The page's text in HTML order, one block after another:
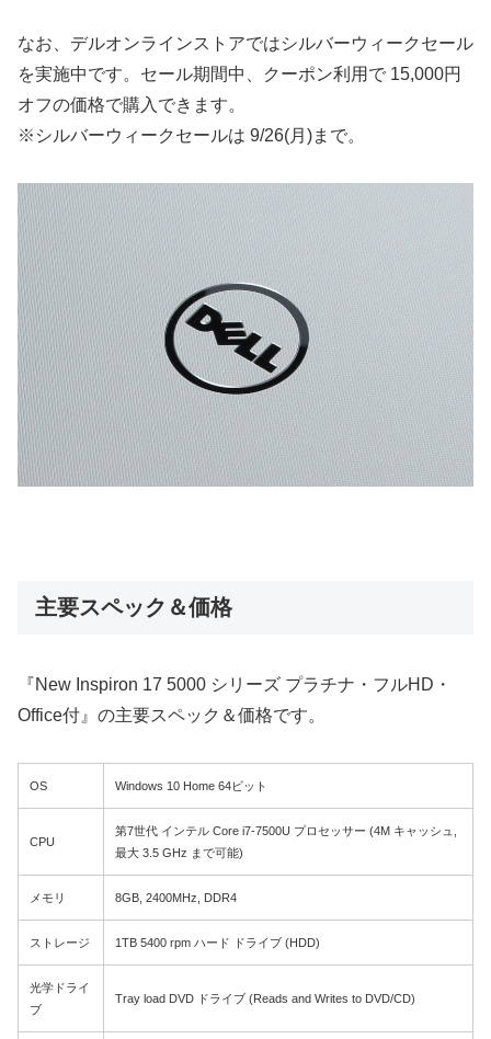
なお、デルオンラインストアではシルバーウィークセール
を実施中です。セール期間中、クーポン利用で 15,000円
オフの価格で購入できます。
※シルバーウィークセールは 9/26(月)まで。
主要スペック＆価格
『New Inspiron 17 5000 シリーズ プラチナ・フルHD・
Office付』の主要スペック＆価格です。
OS Windows 10 Home 64ビット
CPU
第7世代 インテル Core i7-7500U プロセッサー (4M キャッシュ,
最大 3.5 GHz まで可能)
メモリ 8GB, 2400MHz, DDR4
ストレージ 1TB 5400 rpm ハード ドライブ (HDD)
光学ドライ
ブ
Tray load DVD ドライブ (Reads and Writes to DVD/CD)